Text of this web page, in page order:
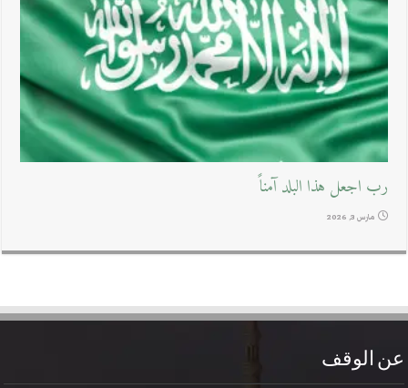
رب اجعل هذا البلد آمناً
مارس 3, 2026
عن الوقف